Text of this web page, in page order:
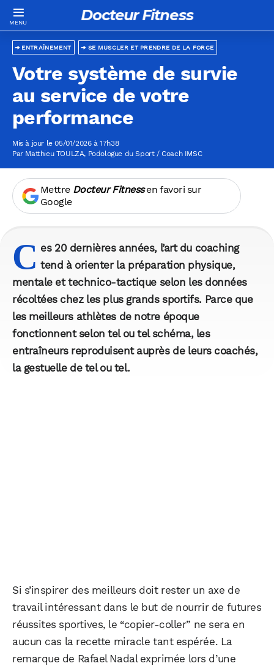
Docteur Fitness
SE MUSCLER ET PRENDRE DE LA FORCE
ENTRAÎNEMENT
Votre système de survie
au service de votre
performance
Mis à jour le 05/01/2026 à 17h38
Par Matthieu TOULZA, Podologue du Sport / Coach IMSC
Mettre Docteur Fitnessen favori sur
Google
C es 20 dernières années, l’art du coaching
tend à orienter la préparation physique,
mentale et technico-tactique selon les données
récoltées chez les plus grands sportifs. Parce que
les meilleurs athlètes de notre époque
fonctionnent selon tel ou tel schéma, les
entraîneurs reproduisent auprès de leurs coachés,
la gestuelle de tel ou tel.
Si s’inspirer des meilleurs doit rester un axe de
travail intéressant dans le but de nourrir de futures
réussites sportives, le “copier-coller” ne sera en
aucun cas la recette miracle tant espérée. La
remarque de Rafael Nadal exprimée lors d’une